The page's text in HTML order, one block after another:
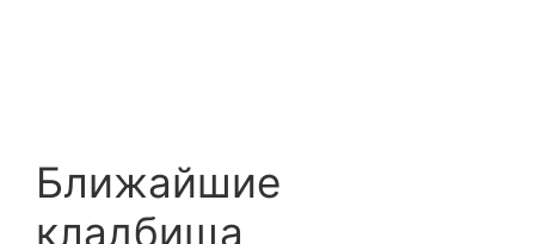
Ближайшие
кладбища